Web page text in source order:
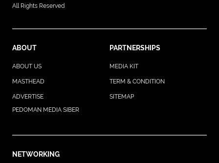
All Rights Reserved
ABOUT PARTNERSHIPS
ABOUT US MEDIA KIT
MASTHEAD TERM & CONDITION
ADVERTISE
SITEMAP
PEDOMAN MEDIA SIBER
NETWORKING